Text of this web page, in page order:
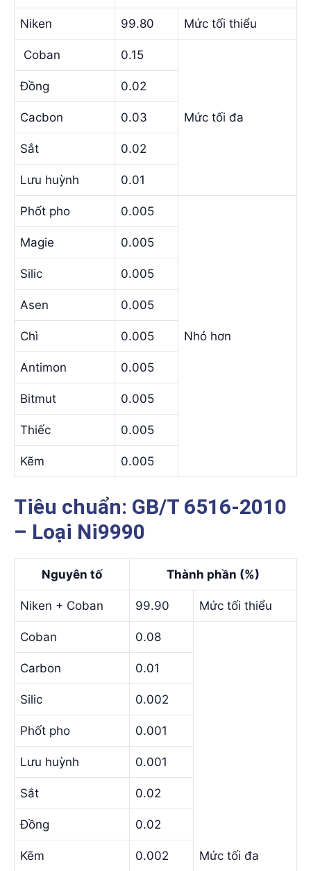
Niken 99.80 Mức tối thiểu
Coban 0.15
Mức tối đa
Đồng 0.02
Cacbon 0.03
Sắt 0.02
Lưu huỳnh 0.01
Phốt pho 0.005
Nhỏ hơn
Magie 0.005
Silic 0.005
Asen 0.005
Chì 0.005
Antimon 0.005
Bitmut 0.005
Thiếc 0.005
Kẽm 0.005
Tiêu chuẩn: GB/T 6516-2010
– Loại Ni9990
Nguyên tố Thành phần (%)
Niken + Coban 99.90 Mức tối thiểu
Coban 0.08
Mức tối đa
Carbon 0.01
Silic 0.002
Phốt pho 0.001
Lưu huỳnh 0.001
Sắt 0.02
Đồng 0.02
Kẽm 0.002